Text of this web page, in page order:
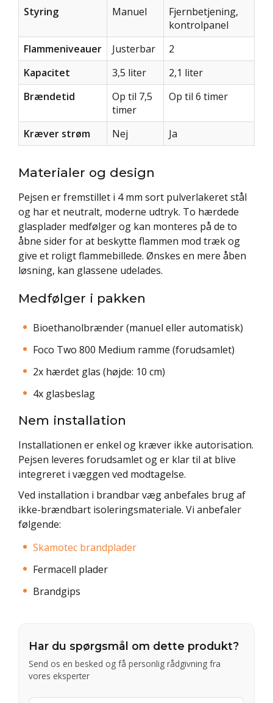
Styring Manuel
Fjernbetjening,
kontrolpanel
Flammeniveauer
Justerbar
2
Kapacitet
3,5 liter
2,1 liter
Brændetid
Op til 7,5
timer
Op til 6 timer
Kræver strøm Nej Ja
Materialer og design
Pejsen er fremstillet i 4 mm sort pulverlakeret stål
og har et neutralt, moderne udtryk. To hærdede
glasplader medfølger og kan monteres på de to
åbne sider for at beskytte flammen mod træk og
give et roligt flammebillede. Ønskes en mere åben
løsning, kan glassene udelades.
Medfølger i pakken
Bioethanolbrænder (manuel eller automatisk)
Foco Two 800 Medium ramme (forudsamlet)
2x hærdet glas (højde: 10 cm)
4x glasbeslag
Nem installation
Installationen er enkel og kræver ikke autorisation.
Pejsen leveres forudsamlet og er klar til at blive
integreret i væggen ved modtagelse.
Ved installation i brandbar væg anbefales brug af
ikke-brændbart isoleringsmateriale. Vi anbefaler
følgende:
Skamotec brandplader
Fermacell plader
Brandgips
Har du spørgsmål om dette produkt?
Send os en besked og få personlig rådgivning fra
vores eksperter